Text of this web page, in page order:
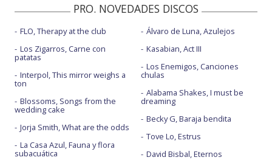
PRO. NOVEDADES DISCOS
FLO, Therapy at the club
Los Zigarros, Carne con
patatas
Interpol, This mirror weighs a
ton
Blossoms, Songs from the
wedding cake
Jorja Smith, What are the odds
La Casa Azul, Fauna y flora
subacuática
Álvaro de Luna, Azulejos
Kasabian, Act III
Los Enemigos, Canciones
chulas
Alabama Shakes, I must be
dreaming
Becky G, Baraja bendita
Tove Lo, Estrus
David Bisbal, Eternos